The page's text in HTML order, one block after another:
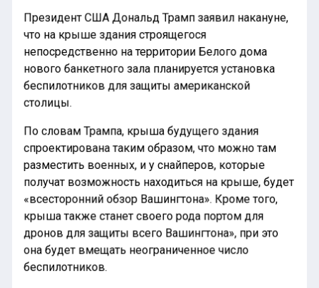
Президент США Дональд Трамп заявил накануне,
что на крыше здания строящегося
непосредственно на территории Белого дома
нового банкетного зала планируется установка
беспилотников для защиты американской
столицы.
По словам Трампа, крыша будущего здания
спроектирована таким образом, что можно там
разместить военных, и у снайперов, которые
получат возможность находиться на крыше, будет
«всесторонний обзор Вашингтона». Кроме того,
крыша также станет своего рода портом для
дронов для защиты всего Вашингтона», при это
она будет вмещать неограниченное число
беспилотников.